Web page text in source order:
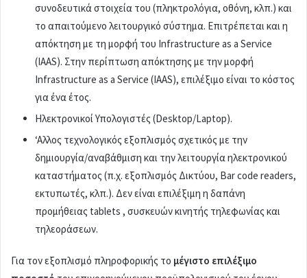
συνοδευτικά στοιχεία του (πληκτρολόγια, οθόνη, κλπ.) και
το απαιτούμενο λειτουργικό σύστημα. Επιτρέπεται και η
απόκτηση με τη μορφή του Infrastructure as a Service
(IAAS). Στην περίπτωση απόκτησης με την μορφή
Infrastructure as a Service (IAAS), επιλέξιμο είναι το κόστος
για ένα έτος.
Ηλεκτρονικοί Υπολογιστές (Desktop/Laptop).
‘Aλλος τεχνολογικός εξοπλισμός σχετικός με την
δημιουργία/αναβάθμιση και την λειτουργία ηλεκτρονικού
καταστήματος (π.χ. εξοπλισμός Δικτύου, Bar code readers,
εκτυπωτές, κλπ.). Δεν είναι επιλέξιμη η δαπάνη
προμήθειας tablets , συσκευών κινητής τηλεφωνίας και
τηλεοράσεων.
Για τον εξοπλισμό πληροφορικής το μέγιστο επιλέξιμο